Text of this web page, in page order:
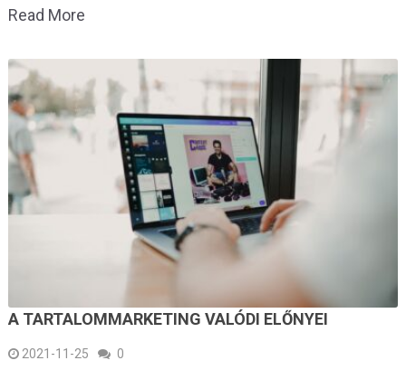
Read More
A TARTALOMMARKETING VALÓDI ELŐNYEI
2021-11-25 0